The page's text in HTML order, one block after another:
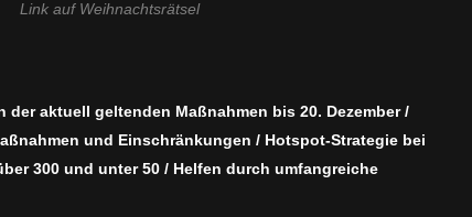
Link auf Weihnachtsrätsel
der aktuell geltenden Maßnahmen bis 20. Dezember /
und Einschränkungen / Hotspot-Strategie bei
300 und unter 50 / Helfen durch umfangreiche